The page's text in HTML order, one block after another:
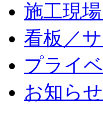
施工現
看板／
プライ
お知らせ